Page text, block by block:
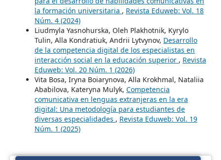
la formación universitaria , Revista Eduweb: Vol. 18
Núm. 4 (2024)
Liudmyla Yasnohurska, Oleh Plakhotnik, Kyrylo
Tulin, Alla Kondratiuk, Andrii Lytvynov, Desarrollo
de la competencia digital de los especialistas en
interacción social en la educación superior , Revista
Eduweb: Vol. 20 Núm. 1 (2026)
Vita Bosa, Iryna Boiarynova, Alla Krokhmal, Nataliia
Ababilova, Kateryna Mulyk, Competencia
comunicativa en lenguas extranjeras en la era
digital: Una metodología para estudiantes de
diversas especialidades , Revista Eduweb: Vol. 19
Núm. 1 (2025)